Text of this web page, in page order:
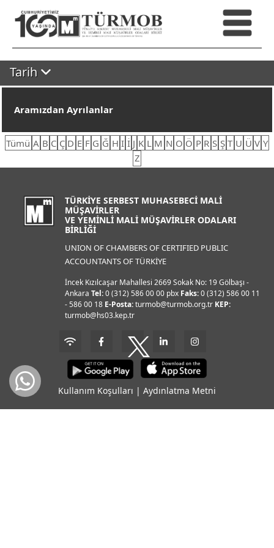
Tarih
Aramızdan Ayrılanlar
Tümü A B C Ç D E F G Ğ H I İ J K L M N O Ö P R S Ş T U Ü V Y
Z
TÜRKİYE SERBEST MUHASEBECİ MALİ
MÜŞAVİRLER
VE YEMİNLİ MALİ MÜŞAVİRLER ODALARI
BİRLİĞİ
UNION OF CHAMBERS OF CERTIFIED PUBLIC
ACCOUNTANTS OF TÜRKİYE
İncek Kızılcaşar Mahallesi 2669 Sokak No: 19 Gölbaşı -
AnkaraTel:0 (312) 586 00 00 pbx Faks:0 (312) 586 00 11
- 586 00 18 E-Posta:turmob@turmob.org.tr KEP:
turmob@hs03.kep.tr
Kullanım Koşulları | Aydınlatma Metni